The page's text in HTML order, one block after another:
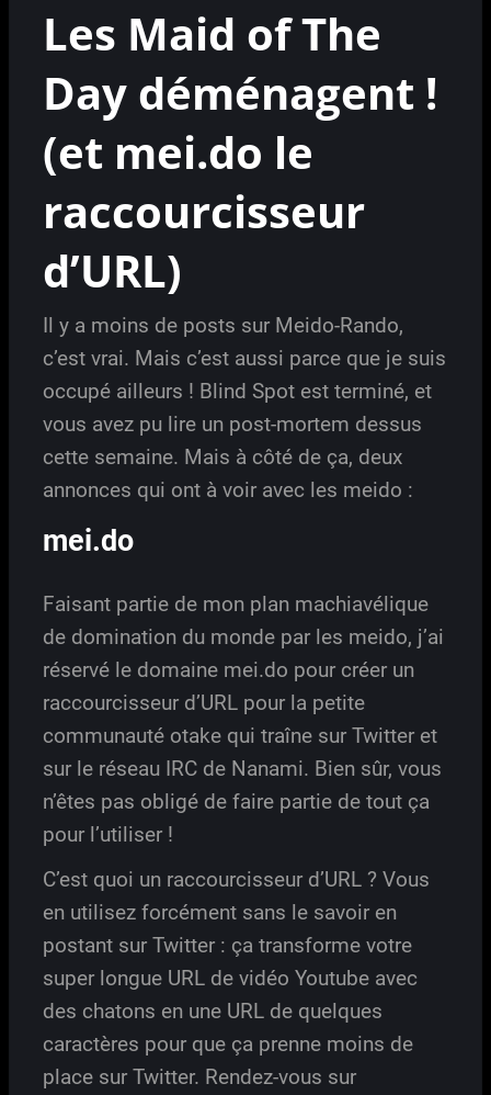
Les Maid of The
Day déménagent !
(et mei.do le
raccourcisseur
d’URL)
Il y a moins de posts sur Meido-Rando,
c’est vrai. Mais c’est aussi parce que je suis
occupé ailleurs ! Blind Spot est terminé, et
vous avez pu lire un post-mortem dessus
cette semaine. Mais à côté de ça, deux
annonces qui ont à voir avec les meido :
mei.do
Faisant partie de mon plan machiavélique
de domination du monde par les meido, j’ai
réservé le domaine mei.do pour créer un
raccourcisseur d’URL pour la petite
communauté otake qui traîne sur Twitter et
sur le réseau IRC de Nanami. Bien sûr, vous
n’êtes pas obligé de faire partie de tout ça
pour l’utiliser !
C’est quoi un raccourcisseur d’URL ? Vous
en utilisez forcément sans le savoir en
postant sur Twitter : ça transforme votre
super longue URL de vidéo Youtube avec
des chatons en une URL de quelques
caractères pour que ça prenne moins de
place sur Twitter. Rendez-vous sur